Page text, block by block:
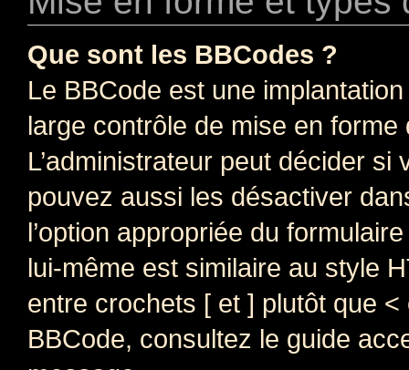
Que sont les BBCodes ?
Le BBCode est une
large contrôle de mise en forme
L’administrateur peut décider
pouvez aussi les désactiver
l’option appropriée du
lui-même est similaire au style
entre crochets [ et ] plutôt que
BBCode, consultez le guide